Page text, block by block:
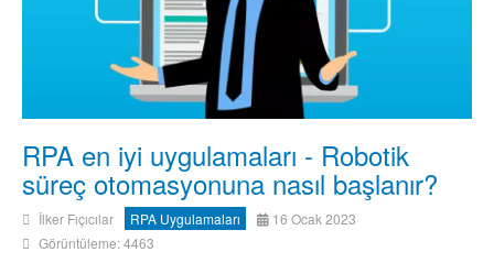
RPA en iyi uygulamaları - Robotik
süreç otomasyonuna nasıl başlanır?
İlker Fıçıcılar RPA Uygulamaları
16 Ocak 2023
Görüntüleme: 4463